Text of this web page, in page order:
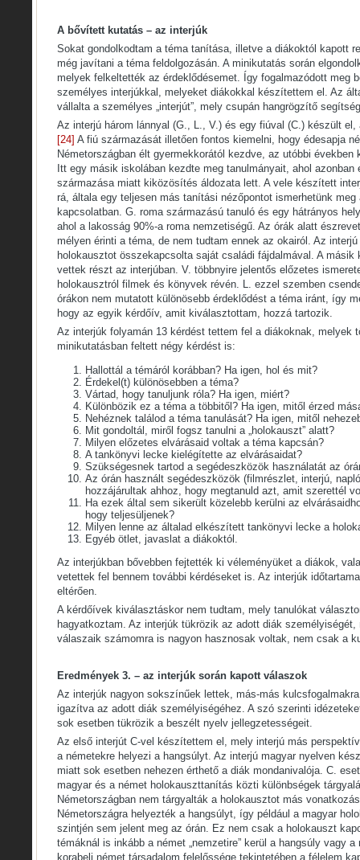
A bővített kutatás – az interjúk
Sokat gondolkodtam a téma tanítása, illetve a diákoktól kapott
még javítani a téma feldolgozásán. A minikutatás során
melyek felkeltették az érdeklődésemet. Így fogalmazódott meg
személyes interjúkkal, melyeket diákokkal készítettem el. Az
vállalta a személyes „interjút”, mely csupán hangrögzítő
Az interjú három lánnyal (G., L., V.) és egy fiúval (C.) készült
[24] A fiú származását illetően fontos kiemelni, hogy édesapja
Németországban élt gyermekkorától kezdve, az utóbbi években
Itt egy másik iskolában kezdte meg tanulmányait, ahol azonban
származása miatt kiközösítés áldozata lett. A vele készített
rá, általa egy teljesen más tanítási nézőpontot ismerhetünk meg
kapcsolatban. G. roma származású tanuló és egy hátrányos
ahol a lakosság 90%-a roma nemzetiségű. Az órák alatt
mélyen érinti a téma, de nem tudtam ennek az okairól. Az
holokausztot összekapcsolta saját családi fájdalmával. A
vettek részt az interjúban. V. többnyire jelentős előzetes
holokausztról filmek és könyvek révén. L. ezzel szemben
órákon nem mutatott különösebb érdeklődést a téma iránt, így
hogy az egyik kérdőív, amit kiválasztottam, hozzá tartozik.
Az interjúk folyamán 13 kérdést tettem fel a diákoknak, melyek
minikutatásban feltett négy kérdést is:
Hallottál a témáról korábban? Ha igen, hol és mit?
Érdekel(t) különösebben a téma?
Vártad, hogy tanuljunk róla? Ha igen, miért?
Különbözik ez a téma a többitől? Ha igen, mitől érzed
Nehéznek találod a téma tanulását? Ha igen, mitől
Mit gondoltál, miről fogsz tanulni a „holokauszt” alatt?
Milyen előzetes elvárásaid voltak a téma kapcsán?
A tankönyvi lecke kielégítette az elvárásaidat?
Szükségesnek tartod a segédeszközök használatát az
Az órán használt segédeszközök (filmrészlet, interjú,
hozzájárultak ahhoz, hogy megtanuld azt, amit szerettél
Ha ezek által sem sikerült közelebb kerülni az
hogy teljesüljenek?
Milyen lenne az általad elkészített tankönyvi lecke a
Egyéb ötlet, javaslat a diákoktól.
Az interjúkban bővebben fejtették ki véleményüket a diákok,
vetettek fel bennem további kérdéseket is. Az interjúk
eltérően.
A kérdőívek kiválasztáskor nem tudtam, mely tanulókat
hagyatkoztam. Az interjúk tükrözik az adott diák
válaszaik számomra is nagyon hasznosak voltak, nem csak a
Eredmények 3. – az interjúk során kapott válaszok
Az interjúk nagyon sokszínűek lettek, más-más
igazítva az adott diák személyiségéhez. A szó szerinti
sok esetben tükrözik a beszélt nyelv jellegzetességeit.
Az első interjút C-vel készítettem el, mely interjú más
a németekre helyezi a hangsúlyt. Az interjú magyar nyelven
miatt sok esetben nehezen érthető a diák mondanivalója. C.
magyar és a német holokauszttanítás közti különbségek
Németországban nem tárgyalták a holokausztot más
Németországra helyezték a hangsúlyt, így például a magyar
szintjén sem jelent meg az órán. Ez nem csak a holokauszt
témáknál is inkább a német „nemzetire” kerül a hangsúly vagy a
korabeli német társadalom felelőssége tekintetében a félelem